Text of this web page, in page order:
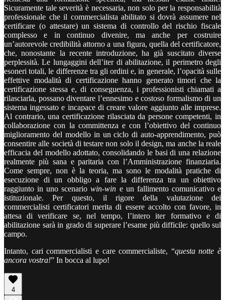
Sicuramente tale severità è necessaria, non solo per la responsabilità
professionale che il commercialista abilitato si dovrà assumere nel
certificare (o attestare) un sistema di controllo del rischio fiscale
complesso e in continuo divenire, ma anche per costruire
un’autorevole credibilità attorno a una figura, quella del certificatore,
che, nonostante la recente introduzione, ha già suscitato diverse
perplessità. Le lungaggini dell’iter di abilitazione, il perimetro degli
esoneri totali, le differenze tra gli ordini e, in generale, l’opacità sulle
effettive modalità di certificazione hanno generato timori che la
certificazione stessa e, di conseguenza, i professionisti chiamati a
rilasciarla, possano diventare l’ennesimo e costoso formalismo di un
sistema ingessato e incapace di creare valore aggiunto alle imprese.
Al contrario, una certificazione rilasciata da persone competenti, in
collaborazione con la committenza e con l’obiettivo del continuo
miglioramento del modello in un ciclo di auto-apprendimento, può
consentire alle società di testare non solo il design, ma anche la reale
efficacia del modello adottato, consolidando le basi di una relazione
realmente più sana e paritaria con l’Amministrazione finanziaria.
Come sempre, non è la teoria, ma sono le modalità pratiche di
esecuzione di un obbligo a fare la differenza tra un obiettivo
raggiunto in uno scenariowin-win e un fallimento comunicativo e
istituzionale. Per questo, il rigore della valutazione dei
commercialisti certificatori merita di essere accolto con favore, in
attesa di verificare se, nel tempo, l’intero iter formativo e di
abilitazione sarà in grado di superare l’esame più difficile: quello sul
campo.
Intanto, cari commercialisti e care commercialiste, “questa notte è
ancora vostra!” In bocca al lupo!
4